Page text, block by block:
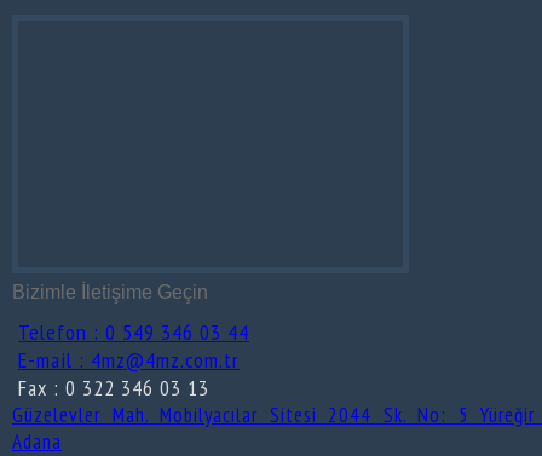
Bizimle İletişime Geçin
Telefon : 0 549 346 03 44
E-mail : 4mz@4mz.com.tr
Fax : 0 322 346 03 13
Güzelevler Mah. Mobilyacılar Sitesi 2044 Sk. No: 5
Adana